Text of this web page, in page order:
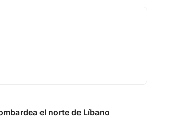
el norte de Líbano